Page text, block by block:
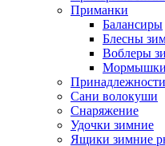
Приманки
Балансиры
Блесны
Воблеры
Мормышки
Принадлежности
Сани волокуши
Снаряжение
Удочки зимние
Ящики зимние